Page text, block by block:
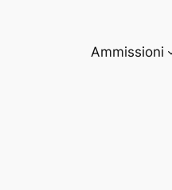
Ammissioni